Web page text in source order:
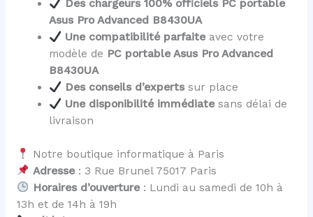
Des chargeurs 100% officiels PC portable
Asus Pro Advanced B8430UA
Une compatibilité parfaiteavec votre
modèle de PC portable Asus Pro Advanced
B8430UA
Des conseils d’expertssur place
Une disponibilité immédiatesans délai de
livraison
Notre boutique informatique à Paris
Adresse: 3 Rue Brunel 75017 Paris
Horaires d’ouverture: Lundi au samedi de 10h à
13h et de 14h à 19h